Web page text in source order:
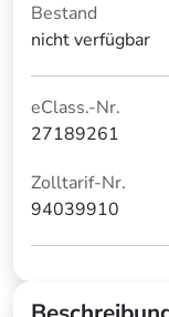
Bestand
nicht verfügbar
eClass.-Nr.
27189261
Zolltarif-Nr.
94039910